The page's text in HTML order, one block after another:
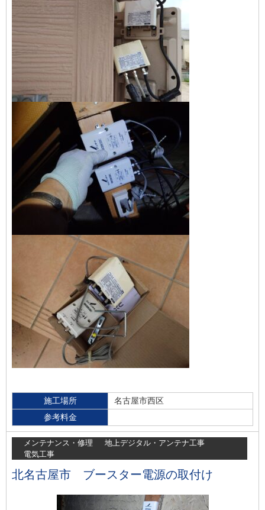
施工場所
名古屋市西区
参考料金
メンテナンス・修理
地上デジタル・アンテナ工事
電気工事
北名古屋市 ブースター電源の取付け